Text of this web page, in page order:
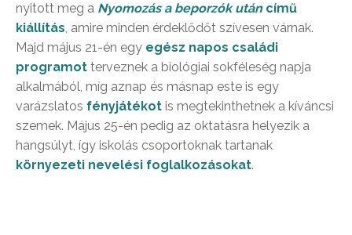
nyitott meg a Nyomozás a beporzók után című
kiállítás, amire minden érdeklődőt szívesen várnak.
Majd május 21-én egy egész napos családi
programot terveznek a biológiai sokféleség napja
alkalmából, míg aznap és másnap este is egy
varázslatos fényjátékot is megtekinthetnek a kíváncsi
szemek. Május 25-én pedig az oktatásra helyezik a
hangsúlyt, így iskolás csoportoknak tartanak
környezeti nevelési foglalkozásokat.